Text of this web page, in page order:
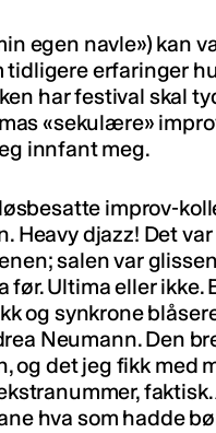
egen navle») kan
erfaringer
har festival skal
«sekulære»
innfant meg.
improv-
Heavy djazz! Det
salen var
Ultima eller ikke.
og synkrone
Neumann. Den
og det jeg fikk med
hva som hadde